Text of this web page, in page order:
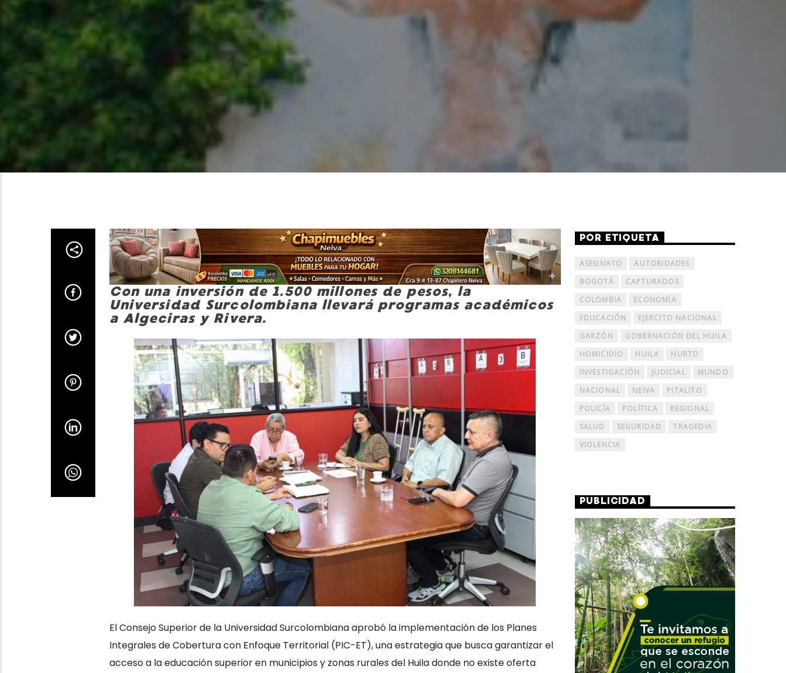
Con una inversión de 1.500 millones de pesos, la
Universidad Surcolombiana llevará programas académicos
a Algeciras y Rivera.
El Consejo Superior de la Universidad Surcolombiana aprobó la implementación de los Planes
Integrales de Cobertura con Enfoque Territorial (PIC-ET), una estrategia que busca garantizar el
acceso a la educación superior en municipios y zonas rurales del Huila donde no existe oferta
POR ETIQUETA
ASESINATO
AUTORIDADES
BOGOTÁ
CAPTURADOS
COLOMBIA
ECONOMÍA
EDUCACIÓN
EJERCITO NACIONAL
GARZÓN
GOBERNACIÓN DEL HUILA
HOMICIDIO
HUILA
HURTO
INVESTIGACIÓN
JUDICIAL
MUNDO
NACIONAL
NEIVA
PITALITO
POLICÍA
POLÍTICA
REGIONAL
SALUD
SEGURIDAD
TRAGEDIA
VIOLENCIA
PUBLICIDAD